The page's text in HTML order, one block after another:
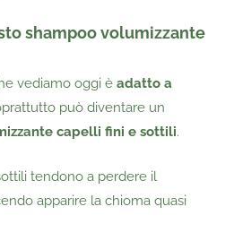
shampoo volumizzante
vediamo oggi è adatto a
può diventare un
capelli fini e sottili.
tendono a perdere il
apparire la chioma quasi